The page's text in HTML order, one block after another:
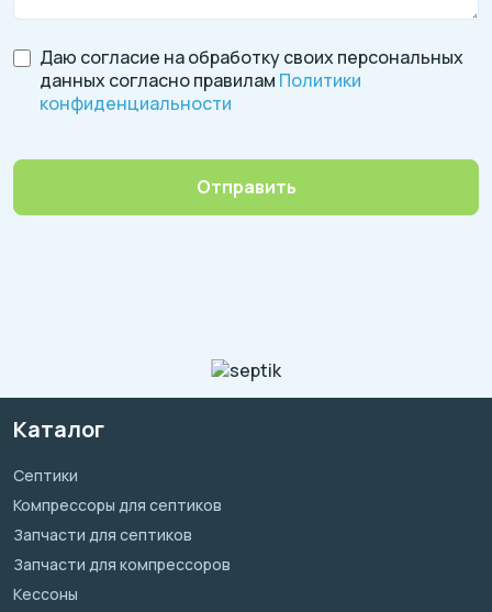
Даю согласие на обработку своих персональных
данных согласно правилам Политики
конфиденциальности
Отправить
Каталог
Септики
Компрессоры для септиков
Запчасти для септиков
Запчасти для компрессоров
Кессоны